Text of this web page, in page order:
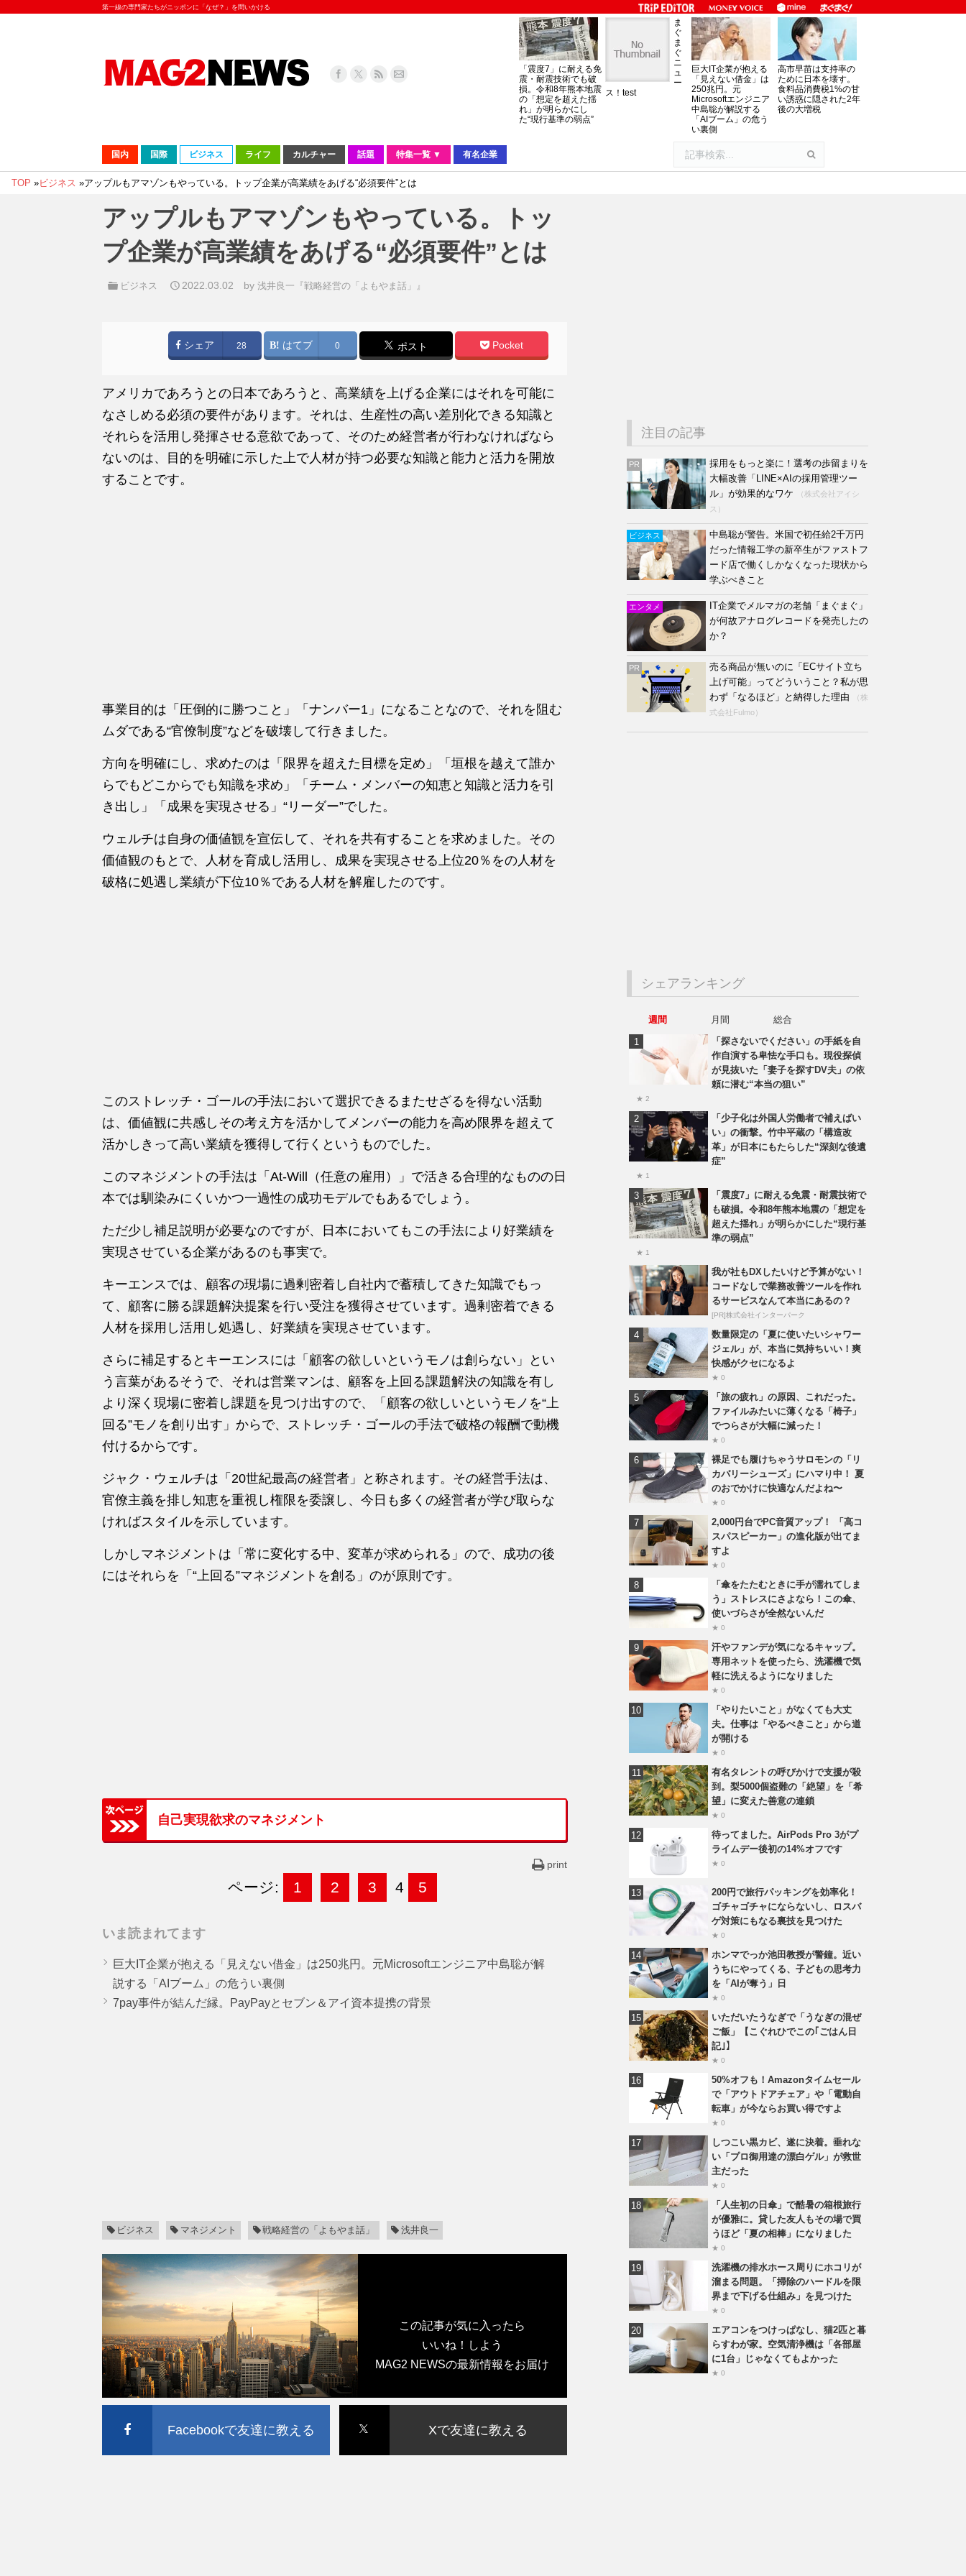
第一線の専門家たちがニッポンに「なぜ？」を問いかける
「震度7」に耐える免
震・耐震技術でも破
損。令和8年熊本地震
の「想定を超えた揺
れ」が明らかにし
た“現行基準の弱点”
ま
ぐ
ま
ぐ
ニ
ュ
ー
ス！test
巨大IT企業が抱える
「見えない借金」は
250兆円。元
Microsoftエンジニア
中島聡が解説する
「AIブーム」の危う
い裏側
高市早苗は支持率の
ために日本を壊す。
食料品消費税1%の甘
い誘惑に隠された2年
後の大増税
国内 国際 ビジネス ライフ カルチャー 話題 特集一覧 ▼ 有名企業
TOP »ビジネス »アップルもアマゾンもやっている。トップ企業が高業績をあげる“必須要件”とは
アップルもアマゾンもやっている。トッ
プ企業が高業績をあげる“必須要件”とは
ビジネス 2022.03.02 by浅井良一『戦略経営の「よもやま話」』
シェア 28 はてブ 0 ポスト Pocket
アメリカであろうとの日本であろうと、高業績を上げる企業にはそれを可能に
なさしめる必須の要件があります。それは、生産性の高い差別化できる知識と
それらを活用し発揮させる意欲であって、そのため経営者が行わなければなら
ないのは、目的を明確に示した上で人材が持つ必要な知識と能力と活力を開放
することです。
事業目的は「圧倒的に勝つこと」「ナンバー1」になることなので、それを阻む
ムダである“官僚制度”などを破壊して行きました。
方向を明確にし、求めたのは「限界を超えた目標を定め」「垣根を越えて誰か
らでもどこからでも知識を求め」「チーム・メンバーの知恵と知識と活力を引
き出し」「成果を実現させる」“リーダー”でした。
ウェルチは自身の価値観を宣伝して、それを共有することを求めました。その
価値観のもとで、人材を育成し活用し、成果を実現させる上位20％をの人材を
破格に処遇し業績が下位10％である人材を解雇したのです。
このストレッチ・ゴールの手法において選択できるまたせざるを得ない活動
は、価値観に共感しその考え方を活かしてメンバーの能力を高め限界を超えて
活かしきって高い業績を獲得して行くというものでした。
このマネジメントの手法は「At-Will（任意の雇用）」で活きる合理的なものの日
本では馴染みにくいかつ一過性の成功モデルでもあるでしょう。
ただ少し補足説明が必要なのですが、日本においてもこの手法により好業績を
実現させている企業があるのも事実で。
キーエンスでは、顧客の現場に過剰密着し自社内で蓄積してきた知識でもっ
て、顧客に勝る課題解決提案を行い受注を獲得させています。過剰密着できる
人材を採用し活用し処遇し、好業績を実現させています。
さらに補足するとキーエンスには「顧客の欲しいというモノは創らない」とい
う言葉があるそうで、それは営業マンは、顧客を上回る課題解決の知識を有し
より深く現場に密着し課題を見つけ出すので、「顧客の欲しいというモノを“上
回る”モノを創り出す」からで、ストレッチ・ゴールの手法で破格の報酬で動機
付けるからです。
ジャク・ウェルチは「20世紀最高の経営者」と称されます。その経営手法は、
官僚主義を排し知恵を重視し権限を委譲し、今日も多くの経営者が学び取らな
ければスタイルを示しています。
しかしマネジメントは「常に変化する中、変革が求められる」ので、成功の後
にはそれらを「“上回る”マネジメントを創る」のが原則です。
自己実現欲求のマネジメント
print
ページ: 1 2 3 4 5
いま読まれてます
巨大IT企業が抱える「見えない借金」は250兆円。元Microsoftエンジニア中島聡が解
説する「AIブーム」の危うい裏側
7pay事件が結んだ縁。PayPayとセブン＆アイ資本提携の背景
ビジネス マネジメント 戦略経営の「よもやま話」 浅井良一
この記事が気に入ったら
いいね！しよう
MAG2 NEWSの最新情報をお届け
Facebookで友達に教える Xで友達に教える
注目の記事
PR
採用をもっと楽に！選考の歩留まりを
大幅改善「LINE×AIの採用管理ツー
ル」が効果的なワケ
（株式会社アイシ
ス）
ビジネス
中島聡が警告。米国で初任給2千万円
だった情報工学の新卒生がファストフ
ード店で働くしかなくなった現状から
学ぶべきこと
エンタメ
IT企業でメルマガの老舗「まぐまぐ」
が何故アナログレコードを発売したの
か？
PR
売る商品が無いのに「ECサイト立ち
上げ可能」ってどういうこと？私が思
わず「なるほど」と納得した理由
（株
式会社Fulmo）
シェアランキング
週間 月間
総合
「探さないでください」の手紙を自
作自演する卑怯な手口も。現役探偵
が見抜いた「妻子を探すDV夫」の依
頼に潜む“本当の狙い”
★ 2
「少子化は外国人労働者で補えばい
い」の衝撃。竹中平蔵の「構造改
革」が日本にもたらした“深刻な後遺
症”
★ 1
「震度7」に耐える免震・耐震技術で
も破損。令和8年熊本地震の「想定を
超えた揺れ」が明らかにした“現行基
準の弱点”
★ 1
我が社もDXしたいけど予算がない！
コードなしで業務改善ツールを作れ
るサービスなんて本当にあるの？
[PR]株式会社インターパーク
数量限定の「夏に使いたいシャワー
ジェル」が、本当に気持ちいい！爽
快感がクセになるよ
★ 0
「旅の疲れ」の原因、これだった。
ファイルみたいに薄くなる「椅子」
でつらさが大幅に減った！
★ 0
裸足でも履けちゃうサロモンの「リ
カバリーシューズ」にハマり中！ 夏
のおでかけに快適なんだよね〜
★ 0
2,000円台でPC音質アップ！ 「高コ
スパスピーカー」の進化版が出てま
すよ
★ 0
「傘をたたむときに手が濡れてしま
う」ストレスにさよなら！この傘、
使いづらさが全然ないんだ
★ 0
汗やファンデが気になるキャップ。
専用ネットを使ったら、洗濯機で気
軽に洗えるようになりました
★ 0
「やりたいこと」がなくても大丈
夫。仕事は「やるべきこと」から道
が開ける
★ 0
有名タレントの呼びかけで支援が殺
到。梨5000個盗難の「絶望」を「希
望」に変えた善意の連鎖
★ 0
待ってました。AirPods Pro 3がプ
ライムデー後初の14%オフです
★ 0
200円で旅行パッキングを効率化！
ゴチャゴチャにならないし、ロスバ
ゲ対策にもなる裏技を見つけた
★ 0
ホンマでっか池田教授が警鐘。近い
うちにやってくる、子どもの思考力
を「AIが奪う」日
★ 0
いただいたうなぎで「うなぎの混ぜ
ご飯」【こぐれひでこの｢ごはん日
記｣】
★ 0
50%オフも！Amazonタイムセール
で「アウトドアチェア」や「電動自
転車」が今ならお買い得ですよ
★ 0
しつこい黒カビ、遂に決着。垂れな
い「プロ御用達の漂白ゲル」が救世
主だった
★ 0
「人生初の日傘」で酷暑の箱根旅行
が優雅に。貸した友人もその場で買
うほど「夏の相棒」になりました
★ 0
洗濯機の排水ホース周りにホコリが
溜まる問題。「掃除のハードルを限
界まで下げる仕組み」を見つけた
★ 0
エアコンをつけっぱなし、猫2匹と暮
らすわが家。空気清浄機は「各部屋
に1台」じゃなくてもよかった
★ 0